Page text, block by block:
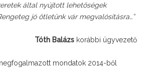
által nyújtott lehetőségek
jó ötletünk vár megvalósításra…”
Tóth Balázs korábbi ügyvezető
mondatok 2014-ből